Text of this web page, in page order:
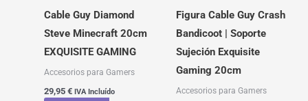
Cable Guy Diamond
Steve Minecraft 20cm
EXQUISITE GAMING
Accesorios para Gamers
29,95 € IVA Incluído
Figura Cable Guy Crash
Bandicoot | Soporte
Sujeción Exquisite
Gaming 20cm
Accesorios para Gamers